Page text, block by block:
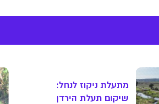
מתעלת ניקוז לנחל:
שיקום תעלת הירדן